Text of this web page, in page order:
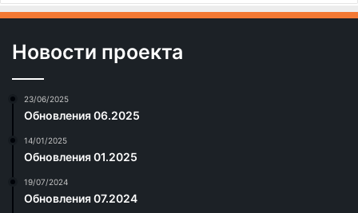
Новости проекта
23/06/2025
Обновления 06.2025
14/01/2025
Обновления 01.2025
19/07/2024
Обновления 07.2024